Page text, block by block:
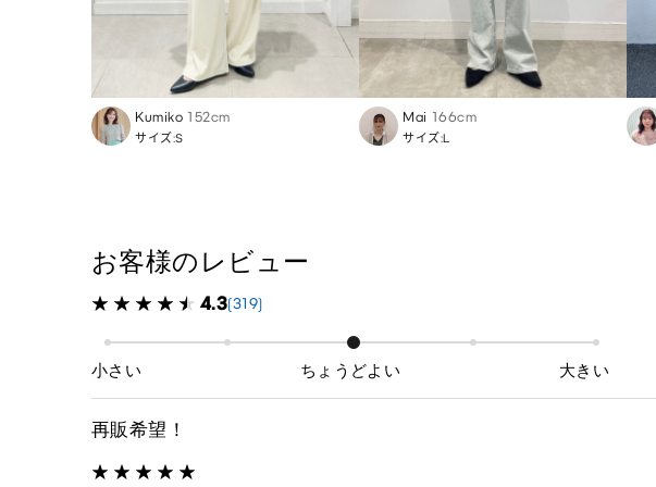
Kumiko 152cm
サイズ:S
Mai 166cm
サイズ:L
お客様のレビュー
4.3(319)
小さい ちょうどよい 大きい
再販希望！